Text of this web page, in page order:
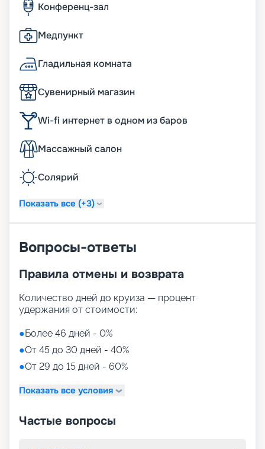
Конференц-зал
Медпункт
Гладильная комната
Сувенирный магазин
Wi-fi интернет в одном из баров
Массажный салон
Солярий
Показать все (+3)
Вопросы-ответы
Правила отмены и возврата
Количество дней до круиза — процент
удержания от стоимости:
●Более 46 дней - 0%
●От 45 до 30 дней - 40%
●От 29 до 15 дней - 60%
Показать все условия
Частые вопросы